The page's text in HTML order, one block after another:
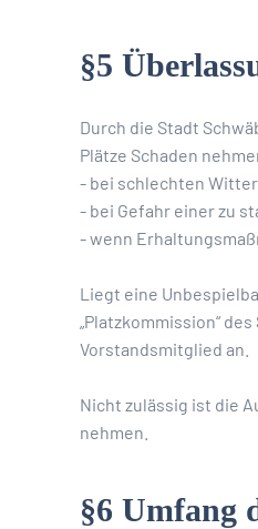
§5
Durch die Stadt
Plätze Schaden
- bei schlechten
- bei Gefahr einer zu
- wenn
Liegt eine
„Platzkommission“
Vorstandsmitglied an.
Nicht zulässig ist die
nehmen.
§6 Umfang